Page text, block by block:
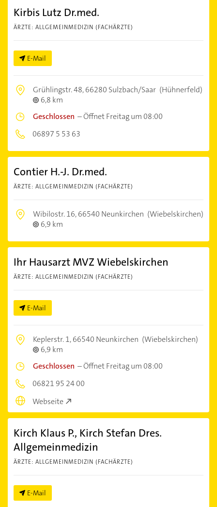
Kirbis Lutz Dr.med.
ÄRZTE: ALLGEMEINMEDIZIN (FACHÄRZTE)
E-Mail
Grühlingstr. 48,66280 Sulzbach/Saar (Hühnerfeld)
6,8 km
Geschlossen –Öffnet Freitag um 08:00
06897 5 53 63
Contier H.-J. Dr.med.
ÄRZTE: ALLGEMEINMEDIZIN (FACHÄRZTE)
Wibilostr. 16,66540 Neunkirchen (Wiebelskirchen)
6,9 km
Ihr Hausarzt MVZ Wiebelskirchen
ÄRZTE: ALLGEMEINMEDIZIN (FACHÄRZTE)
E-Mail
Keplerstr. 1,66540 Neunkirchen (Wiebelskirchen)
6,9 km
Geschlossen –Öffnet Freitag um 08:00
06821 95 24 00
Webseite
Kirch Klaus P., Kirch Stefan Dres.
Allgemeinmedizin
ÄRZTE: ALLGEMEINMEDIZIN (FACHÄRZTE)
E-Mail